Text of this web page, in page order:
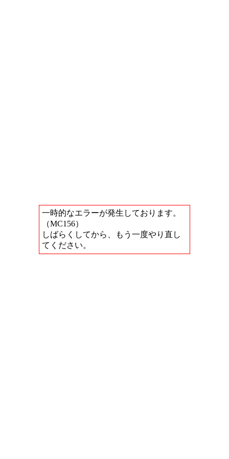
一時的なエラーが発生しております。
（MC156）
しばらくしてから、もう一度やり直し
てください。